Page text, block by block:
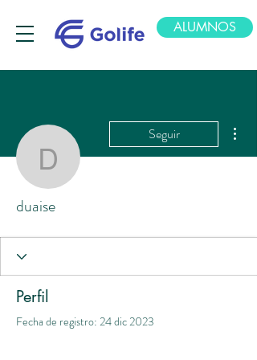
ALUMNOS
duaise
Seguir
duaise
Perfil
Fecha de registro: 24 dic 2023